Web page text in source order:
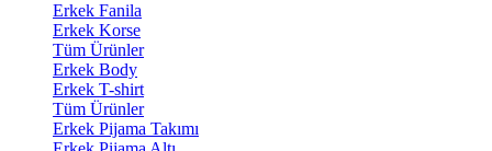
Erkek Fanila
Erkek Korse
Tüm Ürünler
Erkek Body
Erkek T-shirt
Tüm Ürünler
Erkek Pijama Takımı